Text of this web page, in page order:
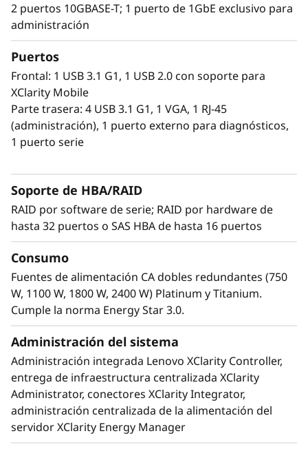
el futuro con 8 GPU de ancho simple (SW), 4 de
ancho doble (DW) o una combinación de 4 SW
para maximizar la potencia de trabajo y el
rendimiento de las aplicaciones, y el servidor
está optimizado para procesar en paralelo
grandes bloques de datos. Esta computación
paralela de alto rendimiento hace que el ST650
V2 resulte ideal para cargas de trabajo de IA y
las oficinas remotas.
Flexibilidad de configuración
Las importantes mejoras en la capacidad de
2 puertos 10GBASE-T; 1 puerto de 1GbE exclusivo para
administración
Puertos
Frontal: 1 USB 3.1 G1, 1 USB 2.0 con soporte para
XClarity Mobile
Parte trasera: 4 USB 3.1 G1, 1 VGA, 1 RJ-45
(administración), 1 puerto externo para diagnósticos,
1 puerto serie
Soporte de HBA/RAID
RAID por software de serie; RAID por hardware de
hasta 32 puertos o SAS HBA de hasta 16 puertos
Consumo
Fuentes de alimentación CA dobles redundantes (750
W, 1100 W, 1800 W, 2400 W) Platinum y Titanium.
Cumple la norma Energy Star 3.0.
Administración del sistema
Administración integrada Lenovo XClarity Controller,
entrega de infraestructura centralizada XClarity
Administrator, conectores XClarity Integrator,
administración centralizada de la alimentación del
servidor XClarity Energy Manager